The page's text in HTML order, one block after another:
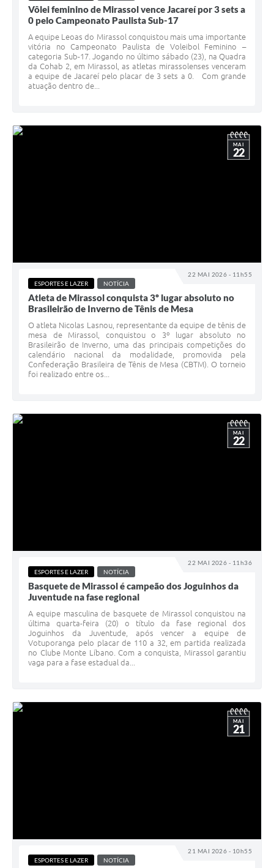
Vôlei feminino de Mirassol vence Jacareí por 3 sets a
0 pelo Campeonato Paulista Sub-17
A equipe Leoas do Mirassol conquistou mais uma importante
vitória no Campeonato Paulista de Voleibol Feminino –
categoria Sub-17. Jogando no último sábado (23), na Quadra
da Cohab 2, em Mirassol, as atletas mirassolenses venceram
a equipe de Jacareí pelo placar de 3 sets a 0. Com grande
atuação dentro de...
22 MAI 2026 - 11h55
MAI
22
ESPORTES E LAZER NOTÍCIA
Atleta de Mirassol conquista 3º lugar absoluto no
Brasileirão de Inverno de Tênis de Mesa
O atleta Nicolas Lasnou, representante da equipe de tênis de
mesa de Mirassol, conquistou o 3º lugar absoluto no
Brasileirão de Inverno, uma das principais competições do
calendário nacional da modalidade, promovida pela
Confederação Brasileira de Tênis de Mesa (CBTM). O torneio
foi realizado entre os...
22 MAI 2026 - 11h36
MAI
22
ESPORTES E LAZER NOTÍCIA
Basquete de Mirassol é campeão dos Joguinhos da
Juventude na fase regional
A equipe masculina de basquete de Mirassol conquistou na
última quarta-feira (20) o título da fase regional dos
Joguinhos da Juventude, após vencer a equipe de
Votuporanga pelo placar de 110 a 32, em partida realizada
no Clube Monte Líbano. Com a conquista, Mirassol garantiu
vaga para a fase estadual da...
21 MAI 2026 - 10h55
MAI
21
ESPORTES E LAZER NOTÍCIA